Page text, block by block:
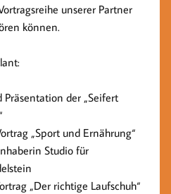
unserer Partner
können.
Präsentation der „Seifert
„Sport und Ernährung“
Studio für
„Der richtige Laufschuh“